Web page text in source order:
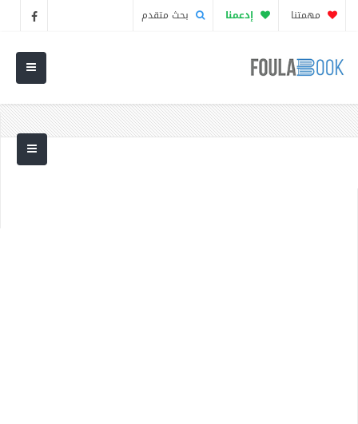
مهمتنا إدعمنا بحث متقدم